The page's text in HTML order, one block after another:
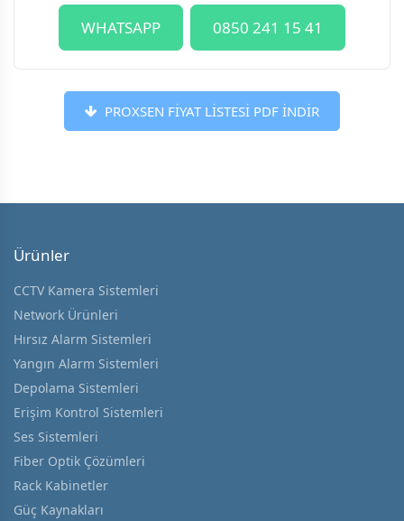
WHATSAPP 0850 241 15 41
PROXSEN FİYAT LİSTESİ PDF İNDİR
Ürünler
CCTV Kamera Sistemleri
Network Ürünleri
Hırsız Alarm Sistemleri
Yangın Alarm Sistemleri
Depolama Sistemleri
Erişim Kontrol Sistemleri
Ses Sistemleri
Fiber Optik Çözümleri
Rack Kabinetler
Güç Kaynakları